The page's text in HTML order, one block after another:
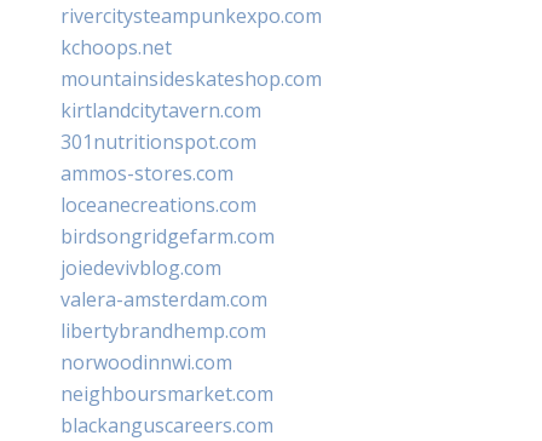
rivercitysteampunkexpo.com
kchoops.net
mountainsideskateshop.com
kirtlandcitytavern.com
301nutritionspot.com
ammos-stores.com
loceanecreations.com
birdsongridgefarm.com
joiedevivblog.com
valera-amsterdam.com
libertybrandhemp.com
norwoodinnwi.com
neighboursmarket.com
blackanguscareers.com